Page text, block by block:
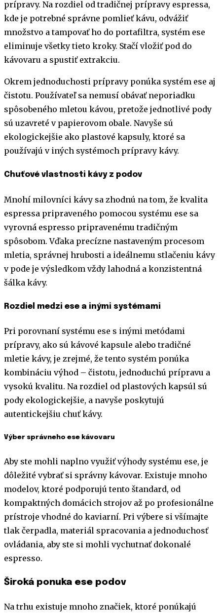
prípravy. Na rozdiel od tradičnej prípravy espressa,
kde je potrebné správne pomlieť kávu, odvážiť
množstvo a tampovať ho do portafiltra, systém ese
eliminuje všetky tieto kroky. Stačí vložiť pod do
kávovaru a spustiť extrakciu.
Okrem jednoduchosti prípravy ponúka systém ese aj
čistotu. Používateľ sa nemusí obávať neporiadku
spôsobeného mletou kávou, pretože jednotlivé pody
sú uzavreté v papierovom obale. Navyše sú
ekologickejšie ako plastové kapsuly, ktoré sa
používajú v iných systémoch prípravy kávy.
Chuťové vlastnosti kávy z podov
Mnohí milovníci kávy sa zhodnú na tom, že kvalita
espressa pripraveného pomocou systému ese sa
vyrovná espresso pripravenému tradičným
spôsobom. Vďaka precízne nastaveným procesom
mletia, správnej hrubosti a ideálnemu stlačeniu kávy
v pode je výsledkom vždy lahodná a konzistentná
šálka kávy.
Rozdiel medzi ese a inými systémami
Pri porovnaní systému ese s inými metódami
prípravy, ako sú kávové kapsule alebo tradičné
mletie kávy, je zrejmé, že tento systém ponúka
kombináciu výhod – čistotu, jednoduchú prípravu a
vysokú kvalitu. Na rozdiel od plastových kapsúl sú
pody ekologickejšie, a navyše poskytujú
autentickejšiu chuť kávy.
Výber správneho ese kávovaru
Aby ste mohli naplno využiť výhody systému ese, je
dôležité vybrať si správny kávovar. Existuje mnoho
modelov, ktoré podporujú tento štandard, od
kompaktných domácich strojov až po profesionálne
prístroje vhodné do kaviarní. Pri výbere si všímajte
tlak čerpadla, materiál spracovania a jednoduchosť
ovládania, aby ste si mohli vychutnať dokonalé
espresso.
Široká ponuka ese podov
Na trhu existuje mnoho značiek, ktoré ponúkajú